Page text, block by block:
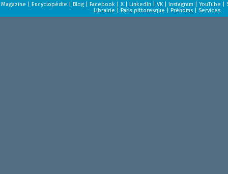
Magazine Encyclopédie Blog| Facebook| X| LinkedIn VK| Instagram YouTube
Librairie
Paris pittoresque Prénoms| Services